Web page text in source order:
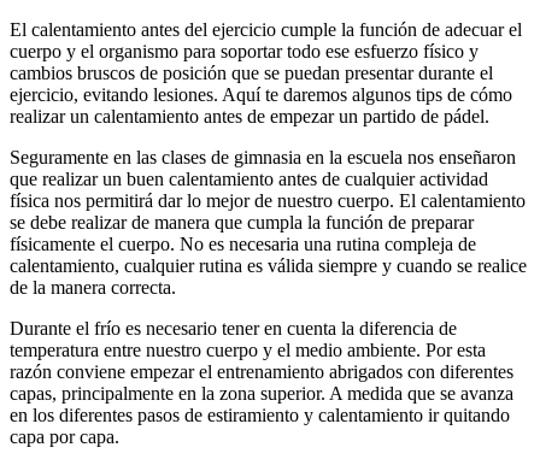
El calentamiento antes del ejercicio cumple la función de adecuar el
cuerpo y el organismo para soportar todo ese esfuerzo físico y
cambios bruscos de posición que se puedan presentar durante el
ejercicio, evitando lesiones. Aquí te daremos algunos tips de cómo
realizar un calentamiento antes de empezar un partido de pádel.
Seguramente en las clases de gimnasia en la escuela nos enseñaron
que realizar un buen calentamiento antes de cualquier actividad
física nos permitirá dar lo mejor de nuestro cuerpo. El calentamiento
se debe realizar de manera que cumpla la función de preparar
físicamente el cuerpo. No es necesaria una rutina compleja de
calentamiento, cualquier rutina es válida siempre y cuando se realice
de la manera correcta.
Durante el frío es necesario tener en cuenta la diferencia de
temperatura entre nuestro cuerpo y el medio ambiente. Por esta
razón conviene empezar el entrenamiento abrigados con diferentes
capas, principalmente en la zona superior. A medida que se avanza
en los diferentes pasos de estiramiento y calentamiento ir quitando
capa por capa.